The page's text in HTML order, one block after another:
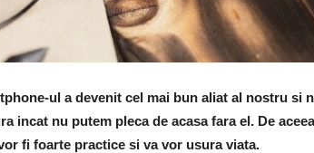
ul a devenit cel mai bun aliat al nostru si
incat nu putem pleca de acasa fara el. De
fi foarte practice si va vor usura viata.